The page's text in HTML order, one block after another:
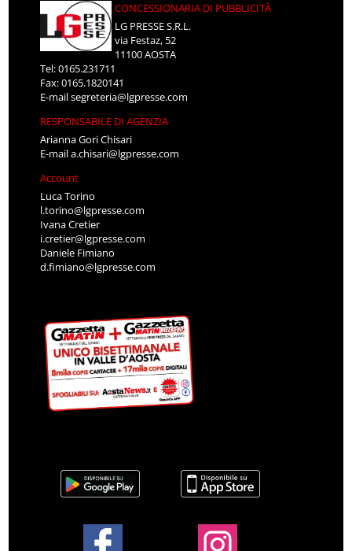
CONCESSIONARIA DI PUBBLICITÀ
LG PRESSE S.R.L.
via Festaz, 52
11100 AOSTA
Tel: 0165.231711
Fax: 0165.1820141
E-mailsegreteria@lgpresse.com
RESPONSABILE DI AGENZIA
Arianna Gori Chisari
E-maila.chisari@lgpresse.com
Account
Luca Torino
l.torino@lgpresse.com
Ivana Cretier
i.cretier@lgpresse.com
Daniele Fimiano
d.fimiano@lgpresse.com